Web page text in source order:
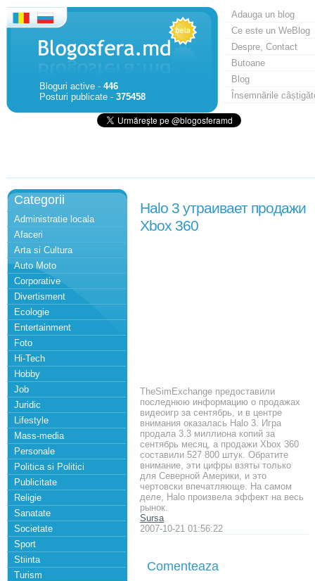
Bloguri active - 446
Posturi publicate - 375458
Adauga un blog
Ce este un WeBlog
Despre, Contact
Butoane
Blog
Însemnările
Categorii
Administratie locala
Afaceri
Arta si Cultura
Auto Moto
Corporative
Divertisment
Ecologie
Entertainment
Foto
Hi-Tech
Hobby
Job
Juridic
Lifestyle
Mass-media
Personale
Politica si Politici
Publicitate
Religie
Sanatate
Societate
Sport
Stiinta
Turism
Halo 3 утраивает продажи
Xbox 360
TheSimExchange предоставили
последнюю информацию о продажах
видеоигр за сентябрь, и в центре
внимания оказалась Halo 3. Игра
продала 3.3 миллиона копий за
сентябрь месяц, а продажи Xbox 360
составили 527 800 штук. Обратите
внимание, эти цифры взяты только
для Северной Америки, и это
чертовски впечатляюще. На самом
деле, Halo произвела эффект на весь
рынок.
Sursa
2007-10-21 01:56:22
Comenteaza